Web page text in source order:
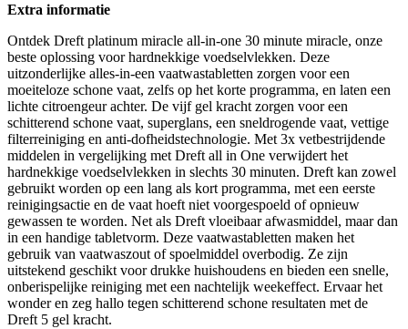
Extra informatie
Ontdek Dreft platinum miracle all-in-one 30 minute miracle, onze
beste oplossing voor hardnekkige voedselvlekken. Deze
uitzonderlijke alles-in-een vaatwastabletten zorgen voor een
moeiteloze schone vaat, zelfs op het korte programma, en laten een
lichte citroengeur achter. De vijf gel kracht zorgen voor een
schitterend schone vaat, superglans, een sneldrogende vaat, vettige
filterreiniging en anti-dofheidstechnologie. Met 3x vetbestrijdende
middelen in vergelijking met Dreft all in One verwijdert het
hardnekkige voedselvlekken in slechts 30 minuten. Dreft kan zowel
gebruikt worden op een lang als kort programma, met een eerste
reinigingsactie en de vaat hoeft niet voorgespoeld of opnieuw
gewassen te worden. Net als Dreft vloeibaar afwasmiddel, maar dan
in een handige tabletvorm. Deze vaatwastabletten maken het
gebruik van vaatwaszout of spoelmiddel overbodig. Ze zijn
uitstekend geschikt voor drukke huishoudens en bieden een snelle,
onberispelijke reiniging met een nachtelijk weekeffect. Ervaar het
wonder en zeg hallo tegen schitterend schone resultaten met de
Dreft 5 gel kracht.